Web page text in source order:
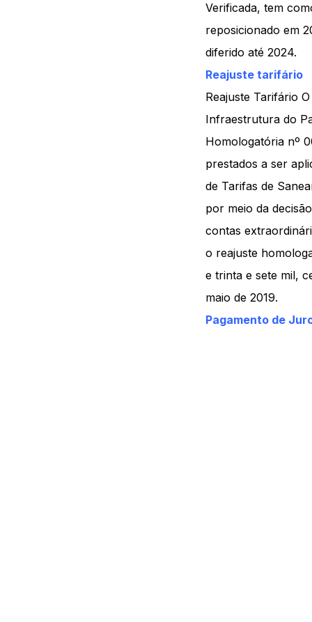
Verificada, tem
reposicionado em
diferido até 2024.
Reajuste tarifário
Reajuste Tarifário
Infraestrutura do
Homologatória nº
prestados a ser
de Tarifas de
por meio da
contas
o reajuste
e trinta e sete mil,
maio de 2019.
Pagamento de